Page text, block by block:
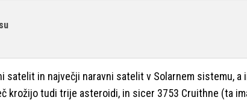
satelit in največji naravni satelit v Solarnem sistemu, a
krožijo tudi trije asteroidi, in sicer 3753 Cruithne (ta